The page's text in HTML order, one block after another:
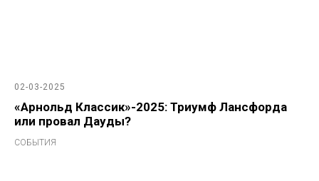
02-03-2025
«Арнольд Классик»-2025: Триумф Лансфорда
или провал Дауды?
СОБЫТИЯ